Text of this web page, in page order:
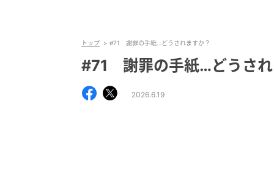
トップ #71 謝罪の手紙…どうされますか？
#71 謝罪の手紙…どうされ
2026.6.19